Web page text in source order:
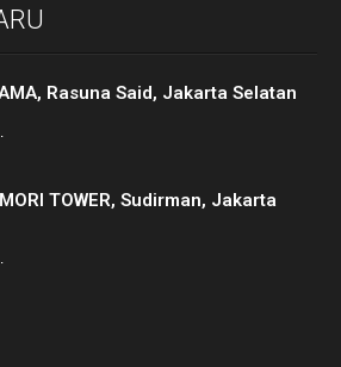
Rasuna Said, Jakarta Selatan
TOWER, Sudirman, Jakarta